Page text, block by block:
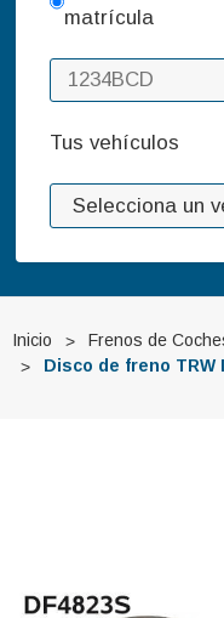
matrícula
Tus vehículos
Inicio Frenos de
Disco de freno TRW